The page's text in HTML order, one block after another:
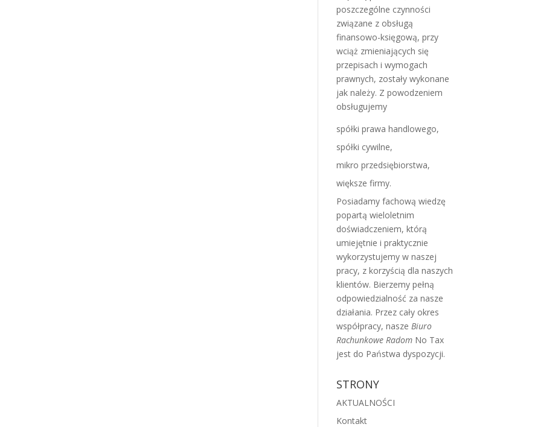
poszczególne czynności
związane z obsługą
finansowo-księgową, przy
wciąż zmieniających się
przepisach i wymogach
prawnych, zostały wykonane
jak należy. Z powodzeniem
obsługujemy
spółki prawa handlowego,
spółki cywilne,
mikro przedsiębiorstwa,
większe firmy.
Posiadamy fachową wiedzę
popartą wieloletnim
doświadczeniem, którą
umiejętnie i praktycznie
wykorzystujemy w naszej
pracy, z korzyścią dla naszych
klientów. Bierzemy pełną
odpowiedzialność za nasze
działania. Przez cały okres
współpracy, naszeBiuro
Rachunkowe Radom No Tax
jest do Państwa dyspozycji.
STRONY
AKTUALNOŚCI
Kontakt